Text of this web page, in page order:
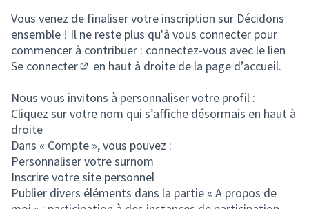
Vous venez de finaliser votre inscription sur Décidons
ensemble ! Il ne reste plus qu'à vous connecter pour
commencer à contribuer : connectez-vous avec le lien
Se connecter
(S'ouvre dans un nouvel onglet)
en haut à droite de la page d’accueil.
Nous vous invitons à personnaliser votre profil :
Cliquez sur votre nom qui s’affiche désormais en haut à
droite
Dans « Compte », vous pouvez :
Personnaliser votre surnom
Inscrire votre site personnel
Publier divers éléments dans la partie « A propos de